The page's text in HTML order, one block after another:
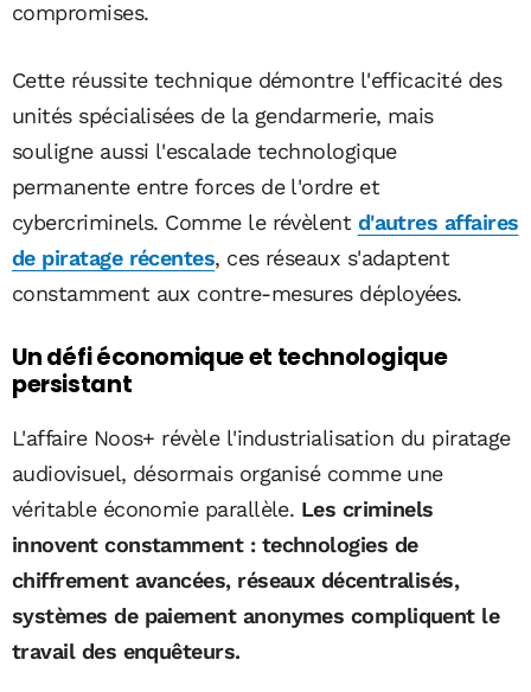
compromises.
Cette réussite technique démontre l'efficacité des
unités spécialisées de la gendarmerie, mais
souligne aussi l'escalade technologique
permanente entre forces de l'ordre et
cybercriminels. Comme le révèlent d'autres affaires
de piratage récentes, ces réseaux s'adaptent
constamment aux contre-mesures déployées.
Un défi économique et technologique
persistant
L'affaire Noos+ révèle l'industrialisation du piratage
audiovisuel, désormais organisé comme une
véritable économie parallèle. Les criminels
innovent constamment : technologies de
chiffrement avancées, réseaux décentralisés,
systèmes de paiement anonymes compliquent le
travail des enquêteurs.